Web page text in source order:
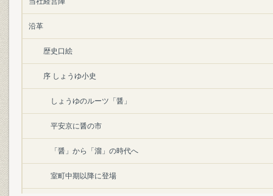
沿革
歴史口絵
序 しょうゆ小史
しょうゆのルーツ「醤」
平安京に醤の市
「醤」から「溜」の時代へ
室町中期以降に登場